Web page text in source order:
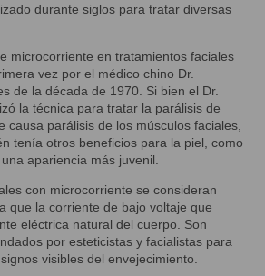
durante siglos para tratar diversas
microcorriente en tratamientos faciales
vez por el médico chino Dr.
de la década de 1970. Si bien el Dr.
la técnica para tratar la parálisis de
causa parálisis de los músculos faciales,
tenía otros beneficios para la piel, como
apariencia más juvenil.
con microcorriente se consideran
que la corriente de bajo voltaje que
eléctrica natural del cuerpo. Son
por esteticistas y facialistas para
visibles del envejecimiento.